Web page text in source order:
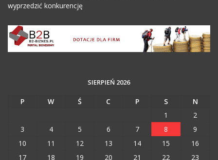
wyprzedzić konkurencję
SIERPIEŃ 2026
P W Ś C P S
N
1
2
3
4 5 6 7 8
9
10
11 12 13 14 15
16
17
18 19 20 21 22 23